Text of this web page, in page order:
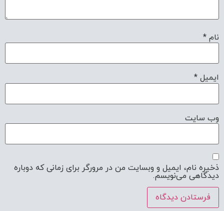
نام *
ایمیل *
وب‌ سایت
ذخیره نام، ایمیل و وبسایت من در مرورگر برای زمانی که دوباره
دیدگاهی می‌نویسم.